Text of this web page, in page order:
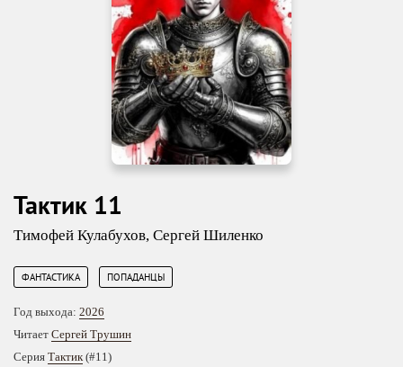
Тактик 11
Тимофей Кулабухов, Сергей Шиленко
ФАНТАСТИКА ПОПАДАНЦЫ
Год выхода: 2026
Читает Сергей Трушин
Серия Тактик (#11)